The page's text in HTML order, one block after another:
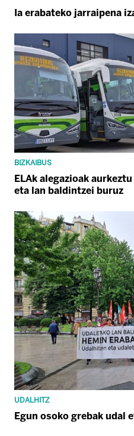
Ia erabateko jarraipena
BIZKAIBUS
ELAk alegazioak
eta lan baldintzei buruz
UDALHITZ
Egun osoko grebak udal